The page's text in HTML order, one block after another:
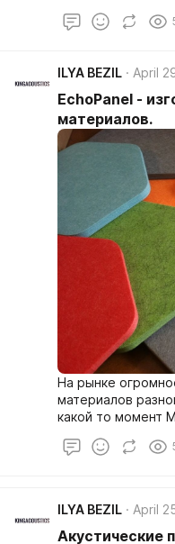
понижать
рассчитаны
использование
полноценной
ILYA BEZIL April
EchoPanel -
материалов.
На рынке
материалов
какой то момент
Гонка за
секрет, что
ILYA BEZIL April
Акустические